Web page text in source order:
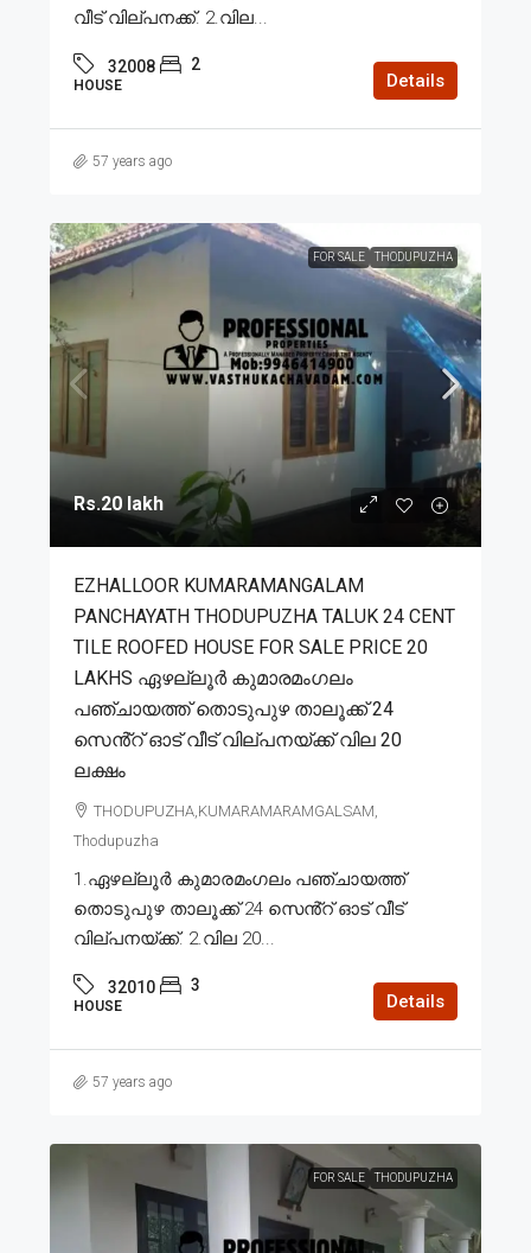
വീട് വില്പനക്ക്. 2.വില...
32008 2
HOUSE Details
57 years ago
FOR SALE THODUPUZHA
Rs.20 lakh
EZHALLOOR KUMARAMANGALAM
PANCHAYATH THODUPUZHA TALUK 24 CENT
TILE ROOFED HOUSE FOR SALE PRICE 20
LAKHS ഏഴല്ലൂർ കുമാരമംഗലം
പഞ്ചായത്ത് തൊടുപുഴ താലൂക്ക് 24
സെൻ്റ് ഓട് വീട് വില്പനയ്ക്ക് വില 20
ലക്ഷം
THODUPUZHA,KUMARAMARAMGALSAM,
Thodupuzha
1.ഏഴല്ലൂർ കുമാരമംഗലം പഞ്ചായത്ത്
തൊടുപുഴ താലൂക്ക് 24 സെൻ്റ് ഓട് വീട്
വില്പനയ്ക്ക്. 2.വില 20...
32010 3
HOUSE Details
57 years ago
FOR SALE THODUPUZHA